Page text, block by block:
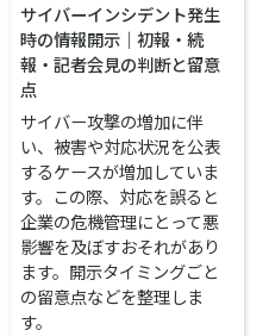
サイバーインシデント発生
時の情報開示｜初報・続
報・記者会見の判断と留意
点
サイバー攻撃の増加に伴
い、被害や対応状況を公表
するケースが増加していま
す。この際、対応を誤ると
企業の危機管理にとって悪
影響を及ぼすおそれがあり
ます。開示タイミングごと
の留意点などを整理しま
す。